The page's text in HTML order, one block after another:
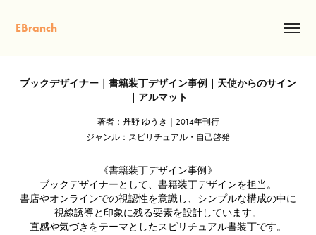
EBranch
ブックデザイナー｜書籍装丁デザイン事例｜天使からのサイン
｜アルマット
著者：丹野 ゆうき｜2014年刊行
ジャンル：スピリチュアル・自己啓発
《書籍装丁デザイン事例》
ブックデザイナーとして、書籍装丁デザインを担当。
書店やオンラインでの視認性を意識し、シンプルな構成の中に
視線誘導と印象に残る要素を設計しています。
直感や気づきをテーマとしたスピリチュアル書装丁です。